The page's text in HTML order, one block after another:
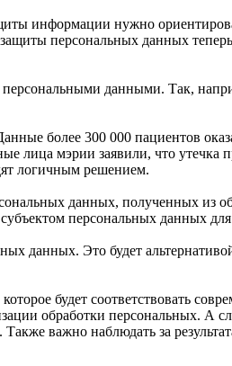
информации нужно
персональных данных
данными. Так,
более 300 000 пациентов
мэрии заявили, что утечка
логичным решением.
данных, полученных из
персональных данных
данных. Это будет
будет соответствовать
обработки персональных. А
важно наблюдать за